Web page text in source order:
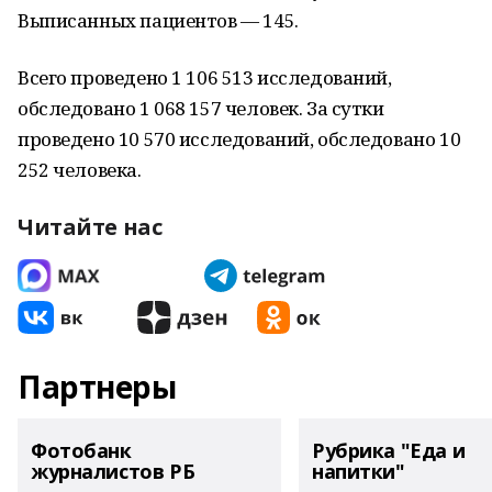
Выписанных пациентов — 145.
Всего проведено 1 106 513 исследований,
обследовано 1 068 157 человек. За сутки
проведено 10 570 исследований, обследовано 10
252 человека.
Читайте нас
Партнеры
Фотобанк
журналистов РБ
Рубрика "Еда и
напитки"